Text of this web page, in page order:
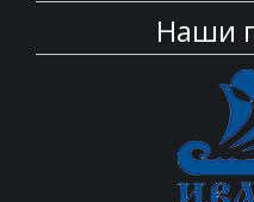
Наши